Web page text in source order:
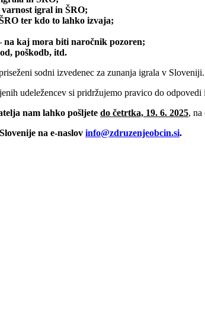
igral in ŠRO;
ter kdo to lahko izvaja;
na kaj mora biti naročnik pozoren;
poškodb, itd.
sodni izvedenec za zunanja igrala v Sloveniji.
udeležencev si pridržujemo pravico do odpovedi
nam lahko pošljete do četrtka, 19. 6. 2025, na
na e-naslov info@zdruzenjeobcin.si.